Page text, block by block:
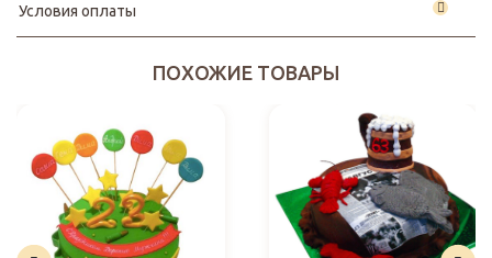
Условия оплаты
ПОХОЖИЕ ТОВАРЫ